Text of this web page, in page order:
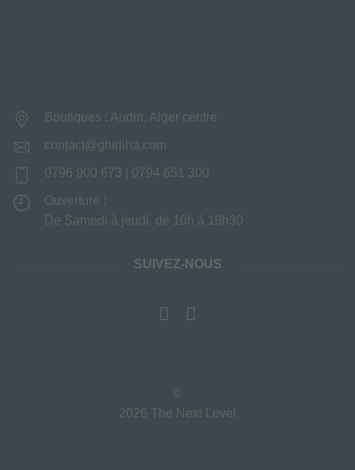
Boutiques : Audin, Alger centre
contact@ghirliha.com
0796 900 673 | 0794 651 300
Ouverture :
De Samedi à jeudi, de 10h à 19h30
SUIVEZ-NOUS
©
2026 The Next Level